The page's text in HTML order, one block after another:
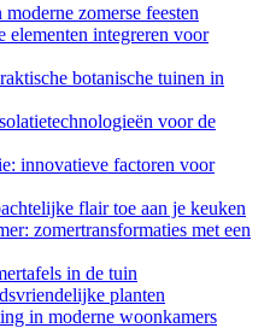
zomerse feesten
integreren voor
botanische tuinen in
voor de
innovatieve factoren voor
flair toe aan je keuken
zomertransformaties met een
in de tuin
planten
in moderne woonkamers